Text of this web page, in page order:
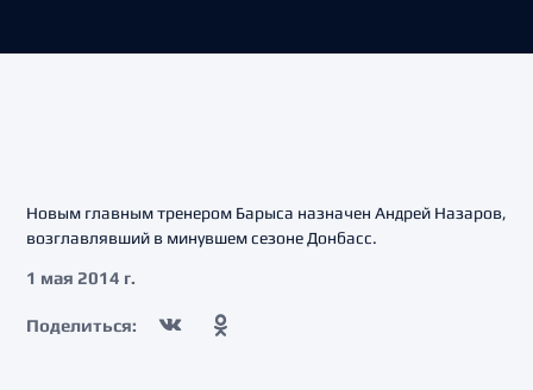
Новым главным тренером Барыса назначен Андрей Назаров,
возглавлявший в минувшем сезоне Донбасс.
1 мая 2014 г.
Поделиться: